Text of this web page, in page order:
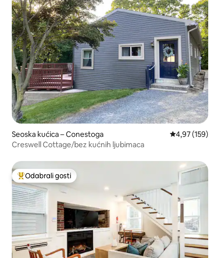
Seoska kućica – Conestoga Prosječna
4,97 (159)
Creswell Cottage/bez kućnih ljubimaca
Među najviše rangiranima s oznakom „Odabrali gosti”
Odabrali gosti